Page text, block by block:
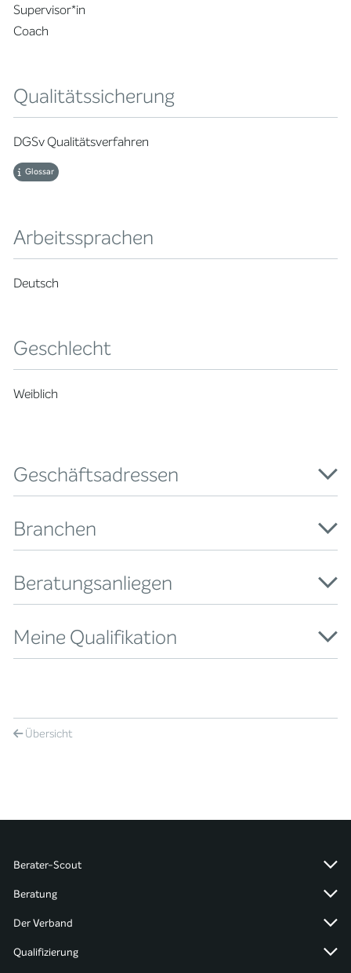
Supervisor*in
Coach
Qualitätssicherung
DGSv Qualitätsverfahren
Glossar
Arbeitssprachen
Deutsch
Geschlecht
Weiblich
Geschäftsadressen
Branchen
Beratungsanliegen
Meine Qualifikation
Übersicht
Berater-Scout
Beratung
Der Verband
Qualifizierung